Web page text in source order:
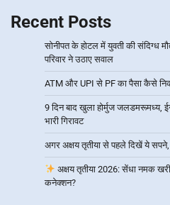
Recent Posts
सोनीपत के होटल में युवती की संदिग्ध
परिवार ने उठाए सवाल
ATM और UPI से PF का पैसा कैसे
9 दिन बाद खुला होर्मुज जलडमरूमध्य,
भारी गिरावट
अगर अक्षय तृतीया से पहले दिखें ये
अक्षय तृतीया 2026: सेंधा नमक
कनेक्शन?